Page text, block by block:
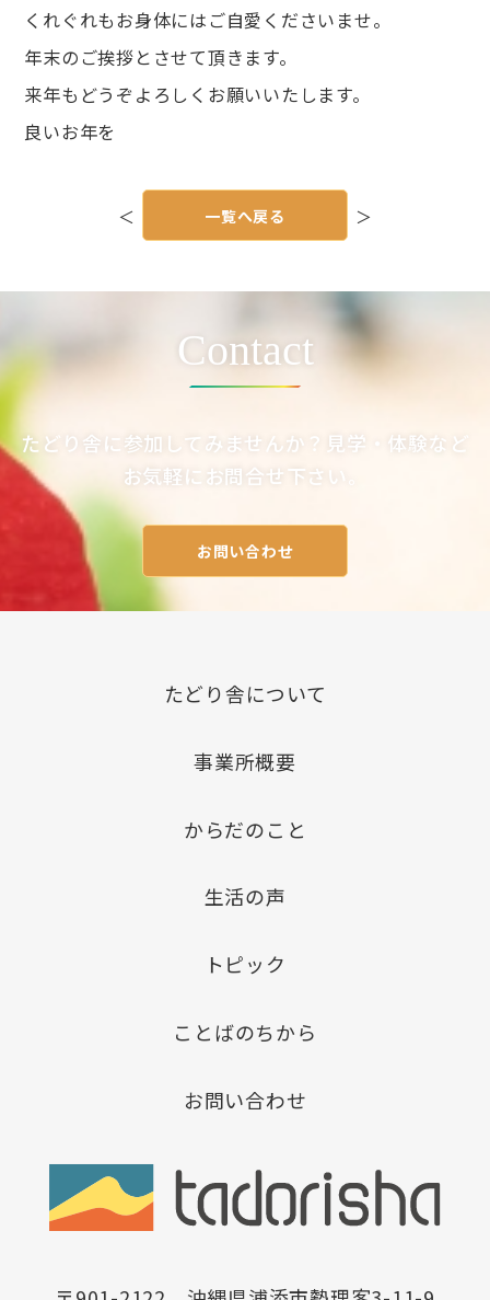
くれぐれもお身体にはご自愛くださいませ。
年末のご挨拶とさせて頂きます。
来年もどうぞよろしくお願いいたします。
良いお年を
シ
＜ ＞
一覧へ戻る
Contact
たどり舎に参加してみませんか？見学・体験など
お気軽にお問合せ下さい。
お問い合わせ
たどり舎について
事業所概要
からだのこと
生活の声
トピック
ことばのちから
お問い合わせ